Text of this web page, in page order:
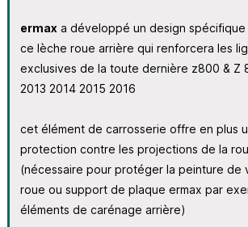
ermax a développé un design
ce lèche roue arrière qui renforcera les
exclusives de la toute dernière z800 & Z
2013 2014 2015 2016
cet élément de carrosserie offre en plus
protection contre les projections de la
(nécessaire pour protéger la peinture de
roue ou support de plaque ermax par
éléments de carénage arrière)